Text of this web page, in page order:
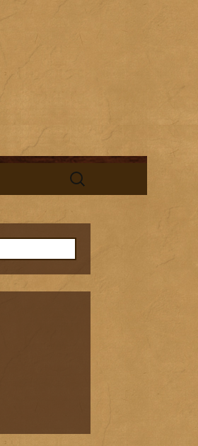
ひの
とした、お酒
着情報を随時更
検